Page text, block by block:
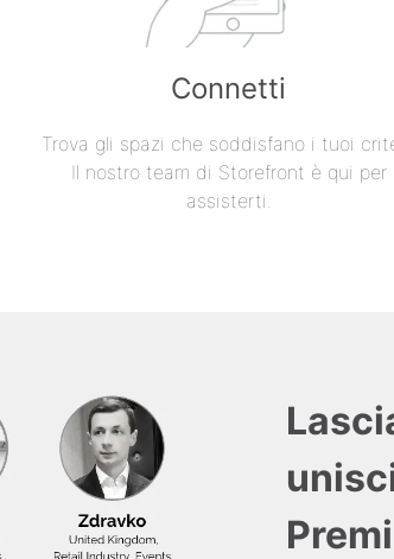
Connetti
Trova gli spazi che soddisfano i tuoi
Il nostro team di Storefront è qui per
assisterti.